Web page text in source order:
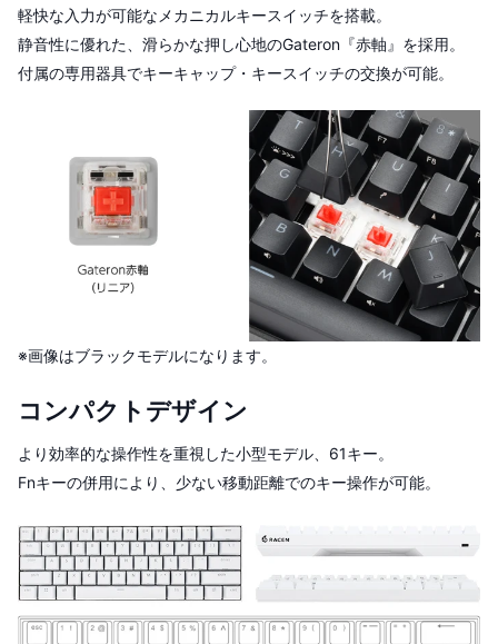
軽快な入力が可能なメカニカルキースイッチを搭載。
静音性に優れた、滑らかな押し心地のGateron『赤軸』を採用。
付属の専用器具でキーキャップ・キースイッチの交換が可能。
※画像はブラックモデルになります。
コンパクトデザイン
より効率的な操作性を重視した小型モデル、61キー。
Fnキーの併用により、少ない移動距離でのキー操作が可能。